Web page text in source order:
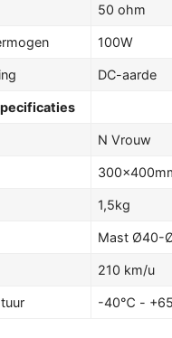
50 ohm
100W
DC-aarde
N Vrouw
1,5kg
Mast Ø40-
210 km/u
-40℃ -